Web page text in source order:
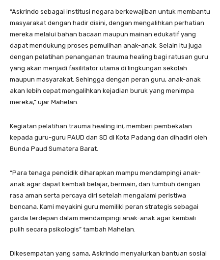
“Askrindo sebagai institusi negara berkewajiban untuk membantu
masyarakat dengan hadir disini, dengan mengalihkan perhatian
mereka melalui bahan bacaan maupun mainan edukatif yang
dapat mendukung proses pemulihan anak-anak. Selain itu juga
dengan pelatihan penanganan trauma healing bagi ratusan guru
yang akan menjadi fasilitator utama di lingkungan sekolah
maupun masyarakat. Sehingga dengan peran guru, anak-anak
akan lebih cepat mengalihkan kejadian buruk yang menimpa
mereka,” ujar Mahelan.
Kegiatan pelatihan trauma healing ini, memberi pembekalan
kepada guru-guru PAUD dan SD di Kota Padang dan dihadiri oleh
Bunda Paud Sumatera Barat.
“Para tenaga pendidik diharapkan mampu mendampingi anak-
anak agar dapat kembali belajar, bermain, dan tumbuh dengan
rasa aman serta percaya diri setelah mengalami peristiwa
bencana. Kami meyakini guru memiliki peran strategis sebagai
garda terdepan dalam mendampingi anak-anak agar kembali
pulih secara psikologis” tambah Mahelan.
Dikesempatan yang sama, Askrindo menyalurkan bantuan sosial